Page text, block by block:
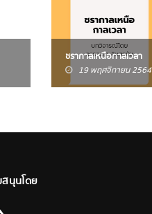
ชรากาลเหนือกาลเวลา
19 พฤศจิกายน 2564
นุนโดย